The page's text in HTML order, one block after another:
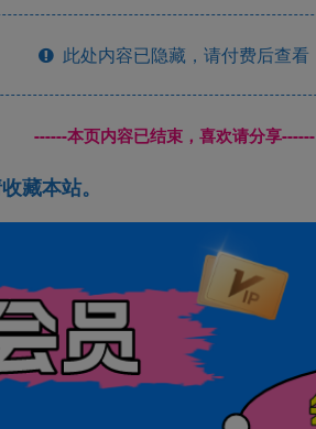
此处内容已隐藏，请付费后查看
------本页内容已结束，喜欢请分享------
藏本站。